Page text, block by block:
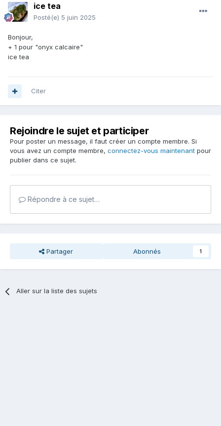
ice tea
Posté(e) 5 juin 2025
Bonjour,
+ 1 pour "onyx calcaire"
ice tea
Citer
Rejoindre le sujet et participer
Pour poster un message, il faut créer un compte membre. Si
vous avez un compte membre, connectez-vous maintenant pour
publier dans ce sujet.
Répondre à ce sujet…
Partager Abonnés 1
Aller sur la liste des sujets